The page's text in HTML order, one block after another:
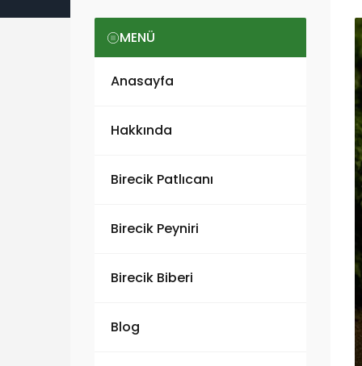
MENÜ
Anasayfa
Hakkında
Birecik Patlıcanı
Birecik Peyniri
Birecik Biberi
Blog